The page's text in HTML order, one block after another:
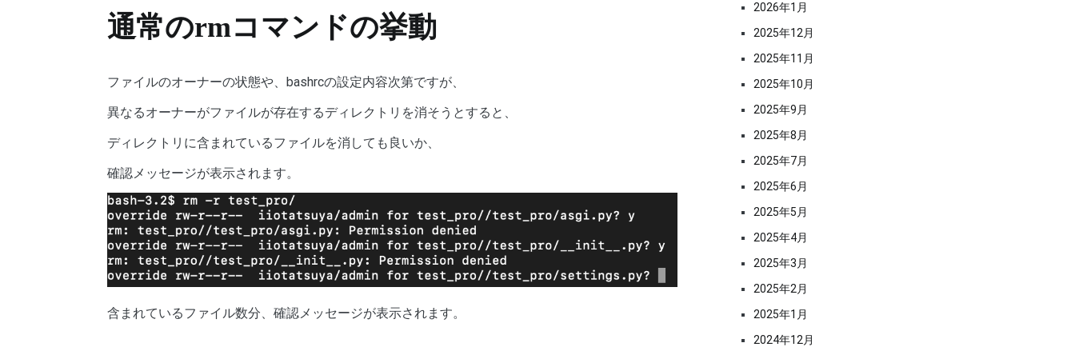
通常のrmコマンドの挙動
ファイルのオーナーの状態や、bashrcの設定内容次第ですが、
異なるオーナーがファイルが存在するディレクトリを消そうとすると、
ディレクトリに含まれているファイルを消しても良いか、
確認メッセージが表示されます。
含まれているファイル数分、確認メッセージが表示されます。
2026年1月
2025年12月
2025年11月
2025年10月
2025年9月
2025年8月
2025年7月
2025年6月
2025年5月
2025年4月
2025年3月
2025年2月
2025年1月
2024年12月